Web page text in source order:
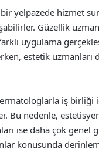
yelpazede hizmet
Güzellik
uygulama
estetik uzmanları
iş birliği
Bu nedenle,
ise daha çok genel
konusunda